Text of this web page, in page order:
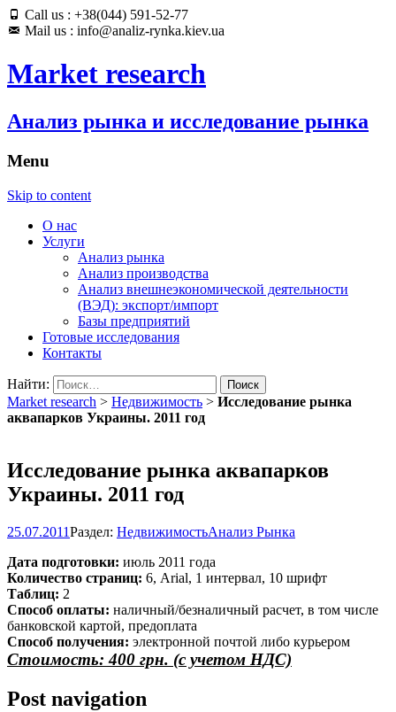
Call us : +38(044) 591-52-77
Mail us : info@analiz-rynka.kiev.ua
Market research
Анализ рынка и исследование рынка
Menu
Skip to content
О нас
Услуги
Анализ рынка
Анализ производства
Анализ внешнеэкономической деятельности
(ВЭД): экспорт/импорт
Базы предприятий
Готовые исследования
Контакты
Найти:
Market research > Недвижимость > Исследование рынка
аквапарков Украины. 2011 год
Исследование рынка аквапарков
Украины. 2011 год
25.07.2011Раздел: НедвижимостьАнализ Рынка
Дата подготовки: июль 2011 года
Количество страниц: 6, Arial, 1 интервал, 10 шрифт
Таблиц: 2
Способ оплаты: наличный/безналичный расчет, в том числе
банковской картой, предоплата
Способ получения: электронной почтой либо курьером
Стоимость: 400 грн. (с учетом НДС)
Post navigation